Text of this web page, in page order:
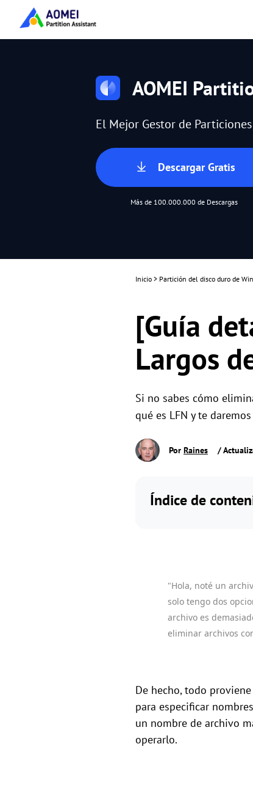
AOMEI
El Mejor Gestor de
Descargar Gratis
Más de 100.000.000 de Descargas
Inicio > Partición del disco duro de
[Guía
Largos
Si no sabes cómo
qué es LFN y te
Por Raines /
Índice de
"Hola, noté un
solo tengo dos
archivo es
eliminar archivos
De hecho, todo
para especificar
un nombre de archivo
operarlo.